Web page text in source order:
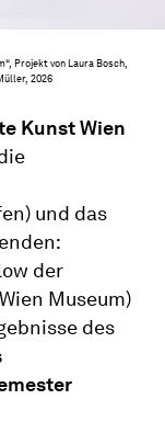
Projekt von Laura Bosch,
2026
Kunst Wien
und das
der
Museum)
des